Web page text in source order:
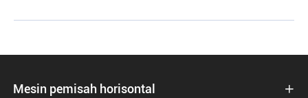
Mesin pemisah horisontal 